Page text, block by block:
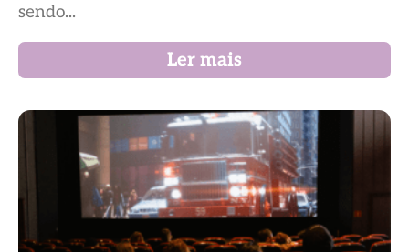
sendo...
Ler mais